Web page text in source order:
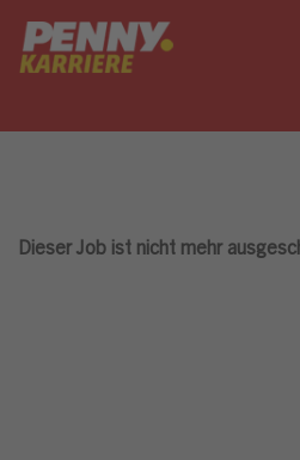
Dieser Job ist nicht mehr